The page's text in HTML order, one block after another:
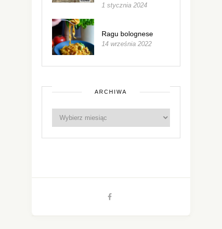
1 stycznia 2024
Ragu bolognese
14 września 2022
ARCHIWA